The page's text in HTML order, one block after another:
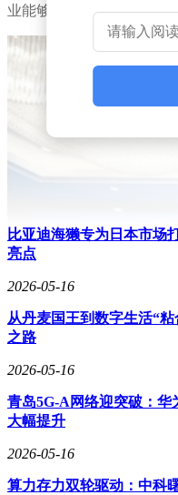
业能够放开手脚发展。
比亚迪海獭专为日本市场
亮点
2026-05-16
从丹麦国王到数字生活“
之路
2026-05-16
青岛5G-A网络迎突破：
大幅提升
2026-05-16
算力存力双轮驱动：中科